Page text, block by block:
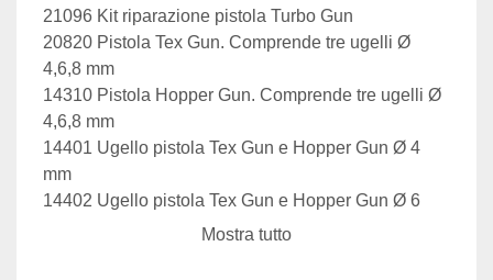
21096 Kit riparazione pistola Turbo Gun
20820 Pistola Tex Gun. Comprende tre ugelli Ø
4,6,8 mm
14310 Pistola Hopper Gun. Comprende tre ugelli Ø
4,6,8 mm
14401 Ugello pistola Tex Gun e Hopper Gun Ø 4
mm
14402 Ugello pistola Tex Gun e Hopper Gun Ø 6
Mostra tutto